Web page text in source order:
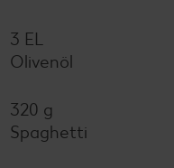
3 EL
Olivenöl
320 g
Spaghetti